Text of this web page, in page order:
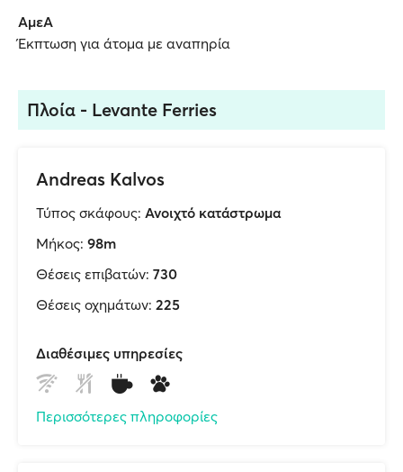
ΑμεΑ
Έκπτωση για άτομα με αναπηρία
Πλοία - Levante Ferries
Andreas Kalvos
Τύπος σκάφους: Ανοιχτό κατάστρωμα
Μήκος: 98m
Θέσεις επιβατών: 730
Θέσεις οχημάτων: 225
Διαθέσιμες υπηρεσίες
Περισσότερες πληροφορίες